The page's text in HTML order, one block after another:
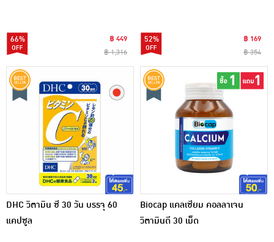
66%
฿ 449
฿ 1,316
52%
฿ 169
฿ 354
DHC วิตามิน ซี 30 วัน บรรจุ 60
แคปซูล
Biocap แคลเซียม คอลลาเจน
วิตามินดี 30 เม็ด